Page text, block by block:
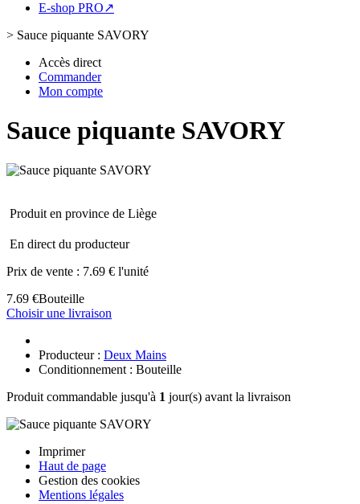
E-shop PRO↗
> Sauce piquante SAVORY
Accès direct
Commander
Mon compte
Sauce piquante SAVORY
Produit en province de Liège
En direct du producteur
Prix de vente : 7.69 € l'unité
7.69 €Bouteille
Choisir une livraison
Producteur : Deux Mains
Conditionnement : Bouteille
Produit commandable jusqu'à 1 jour(s) avant la livraison
Imprimer
Haut de page
Gestion des cookies
Mentions légales